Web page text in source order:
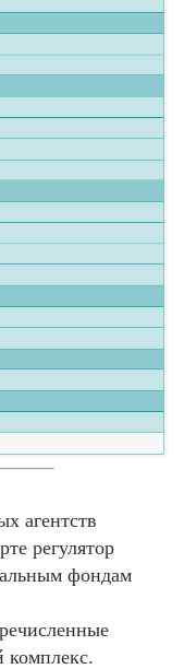
агентств
регулятор
фондам
комплекс.